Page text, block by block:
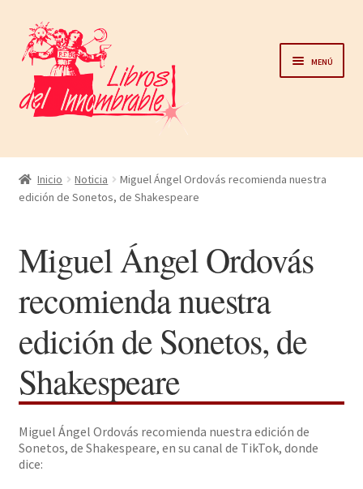
navegación
al
contenido
Menú
Home
Catálogo
Noticias
Autores
Sobre nosotros
Solicitar Pedido
Contacto
Inicio Noticia
Miguel Ángel Ordovás recomienda nuestra
edición de Sonetos, de Shakespeare
Miguel Ángel Ordovás
recomienda nuestra
edición de Sonetos, de
Shakespeare
Miguel Ángel Ordovás recomienda nuestra edición de
Sonetos, de Shakespeare, en su canal de TikTok, donde
dice: